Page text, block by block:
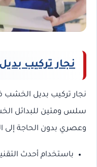
نجار تركيب
نجار تركيب بديل
سلس ومتين للبدائل
وعصري بدون الحاجة إلى
باستخدام أحدث